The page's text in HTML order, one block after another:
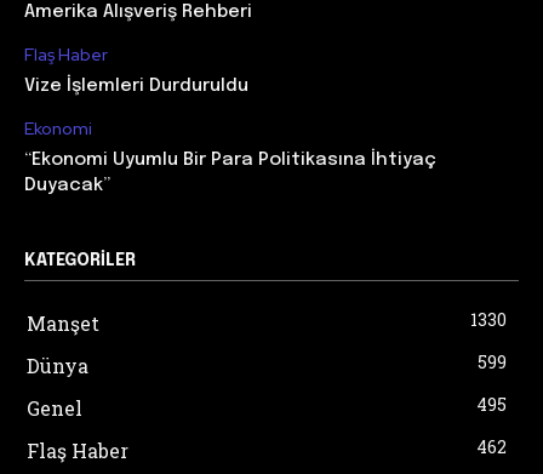
Amerika Alışveriş Rehberi
Flaş Haber
Vize İşlemleri Durduruldu
Ekonomi
“Ekonomi Uyumlu Bir Para Politikasına İhtiyaç
Duyacak”
KATEGORILER
Manşet 1330
Dünya 599
Genel 495
Flaş Haber 462